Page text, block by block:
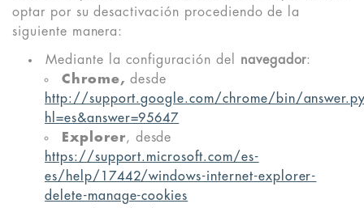
optar por su desactivación procediendo de la
siguiente manera:
Mediante la configuración del navegador:
Chrome, desde
http://support.google.com/chrome/bin/
hl=es&answer=95647
Explorer, desde
https://support.microsoft.com/es-
es/help/17442/windows-internet-explorer-
delete-manage-cookies